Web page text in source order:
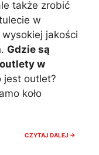
także zrobić
w
jakości
Gdzie są
w
jest outlet?
koło
CZYTAJ DALEJ →